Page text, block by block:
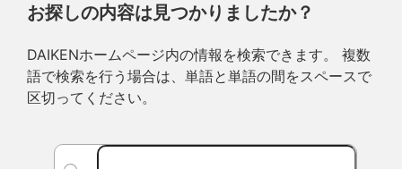
お探しの内容は見つかりましたか？
DAIKENホームページ内の情報を検索できます。 複数
語で検索を行う場合は、単語と単語の間をスペースで
区切ってください。